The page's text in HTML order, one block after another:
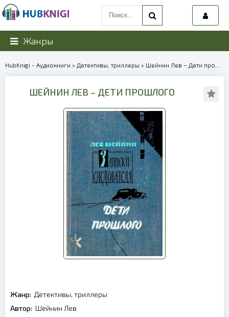
Жанры
HubKnigi - Аудиокниги » Детективы, триллеры » Шейнин Лев – Дети прошлого | 40173
ШЕЙНИН ЛЕВ – ДЕТИ ПРОШЛОГО
Жанр: Детективы, триллеры
Автор: Шейнин Лев